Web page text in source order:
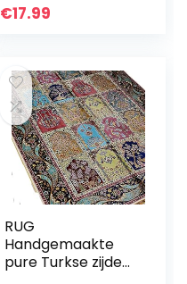
tapijt vloer Super
€17.99
RUG
Handgemaakte
pure Turkse zijden